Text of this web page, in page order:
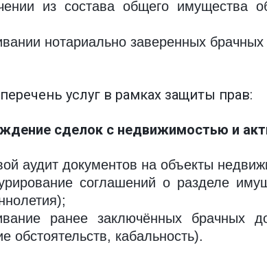
из состава общего имущества
нотариально заверенных
услуг в рамках защиты прав:
сделок с недвижимостью и
аудит документов на объекты
соглашений о разделе
ранее заключённых
обстоятельств, кабальность).